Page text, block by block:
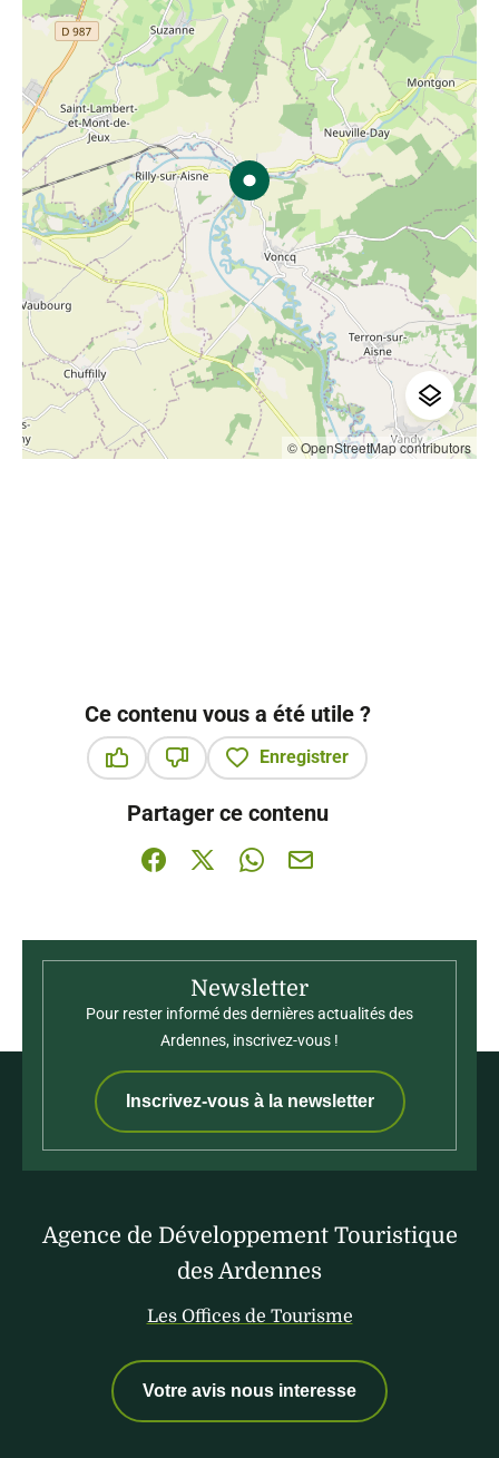
© OpenStreetMap contributors
Ce contenu vous a été utile ?
Enregistrer
Partager ce contenu
Partager sur Facebook (nouvelle fenêtre)
Partager sur X / Twitter (nouvelle
Partager sur WhatsApp
Partager par mail
Newsletter
Pour rester informé des dernières actualités des
Ardennes, inscrivez-vous !
Inscrivez-vous à la newsletter
Agence de Développement Touristique
des Ardennes
Les Offices de Tourisme
Votre avis nous interesse